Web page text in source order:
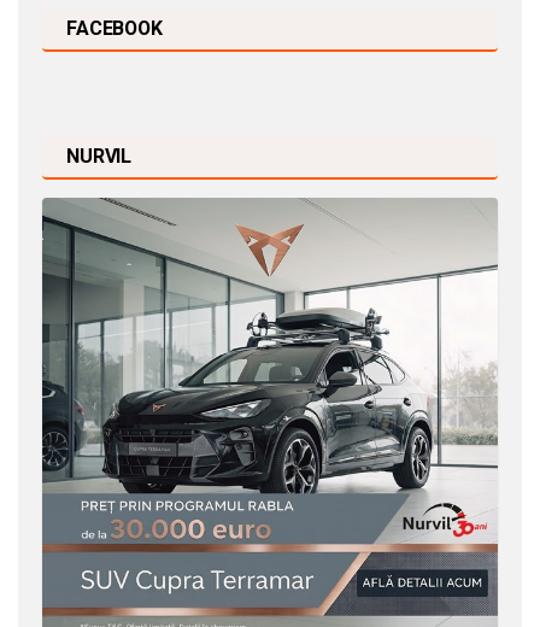
FACEBOOK
NURVIL